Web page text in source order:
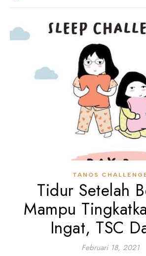
TANOS
Tidur Setelah
Mampu
Ingat, TSC
Februari 18, 2021